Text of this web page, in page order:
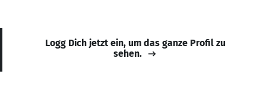
Logg Dich jetzt ein, um das ganze Profil zu
sehen.